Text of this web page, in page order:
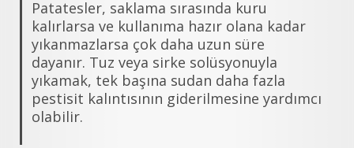
Patatesler, saklama sırasında kuru
kalırlarsa ve kullanıma hazır olana kadar
yıkanmazlarsa çok daha uzun süre
dayanır. Tuz veya sirke solüsyonuyla
yıkamak, tek başına sudan daha fazla
pestisit kalıntısının giderilmesine yardımcı
olabilir.